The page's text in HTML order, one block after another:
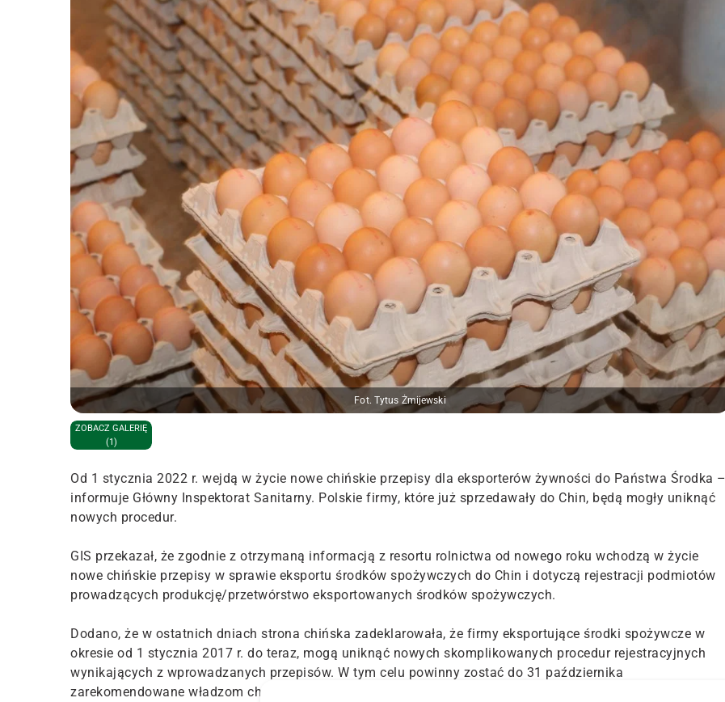
Fot. Tytus Żmijewski
ZOBACZ GALERIĘ
(1)
Od 1 stycznia 2022 r. wejdą w życie nowe chińskie przepisy dla eksporterów żywności do Państwa Środka –
informuje Główny Inspektorat Sanitarny. Polskie firmy, które już sprzedawały do Chin, będą mogły uniknąć
nowych procedur.
GIS przekazał, że zgodnie z otrzymaną informacją z resortu rolnictwa od nowego roku wchodzą w życie
nowe chińskie przepisy w sprawie eksportu środków spożywczych do Chin i dotyczą rejestracji podmiotów
prowadzących produkcję/przetwórstwo eksportowanych środków spożywczych.
Dodano, że w ostatnich dniach strona chińska zadeklarowała, że firmy eksportujące środki spożywcze w
okresie od 1 stycznia 2017 r. do teraz, mogą uniknąć nowych skomplikowanych procedur rejestracyjnych
wynikających z wprowadzanych przepisów. W tym celu powinny zostać do 31 października
zarekomendowane władzom chińskim przez nadzorujący organ urzędowej kontroli w kraju